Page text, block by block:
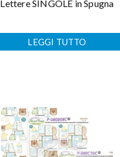
Lettere SINGOLE in Spugna
LEGGI TUTTO